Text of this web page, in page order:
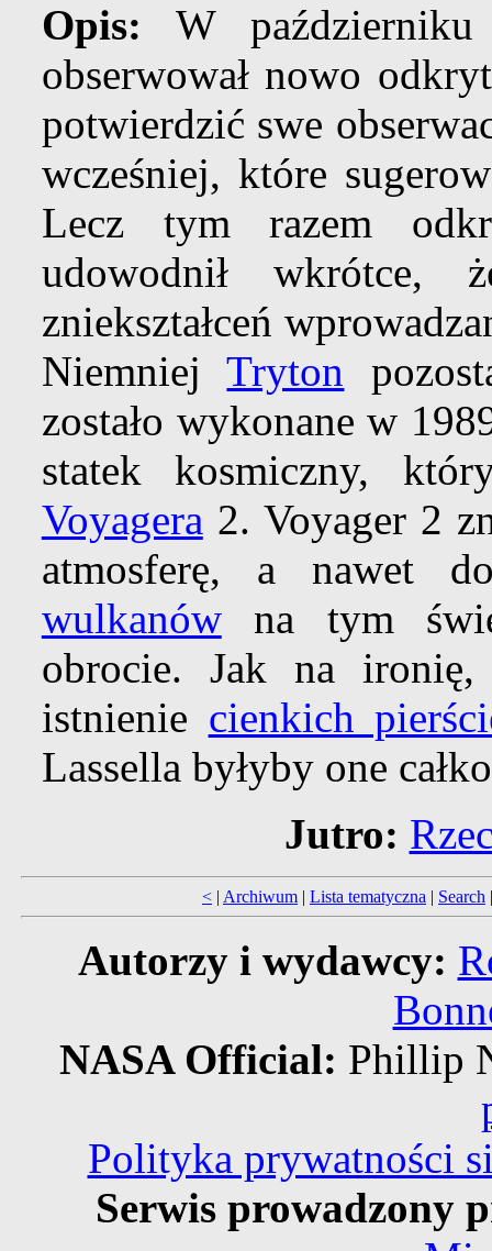
Opis: W
obserwował nowo
potwierdzić swe
wcześniej, które
Lecz tym razem
udowodnił wkrótce,
zniekształceń
NiemniejTryton
zostało wykonane w
statek kosmiczny,
Voyagera 2. Voyager 2
atmosferę, a nawet
wulkanówna tym
obrocie. Jak na ironię,
istnienie cienkich
Lassella byłyby one
Jutro:
< | Archiwum | Lista tematyczna | Search
Autorzy i wydawcy:
NASA Official: Phillip
Polityka prywatności
Serwis prowadzony